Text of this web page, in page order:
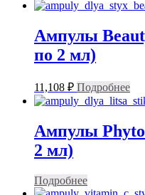
Ампулы
по 2 мл)
11,108 ₽ Подробнее
Ампулы
2 мл)
Подробнее